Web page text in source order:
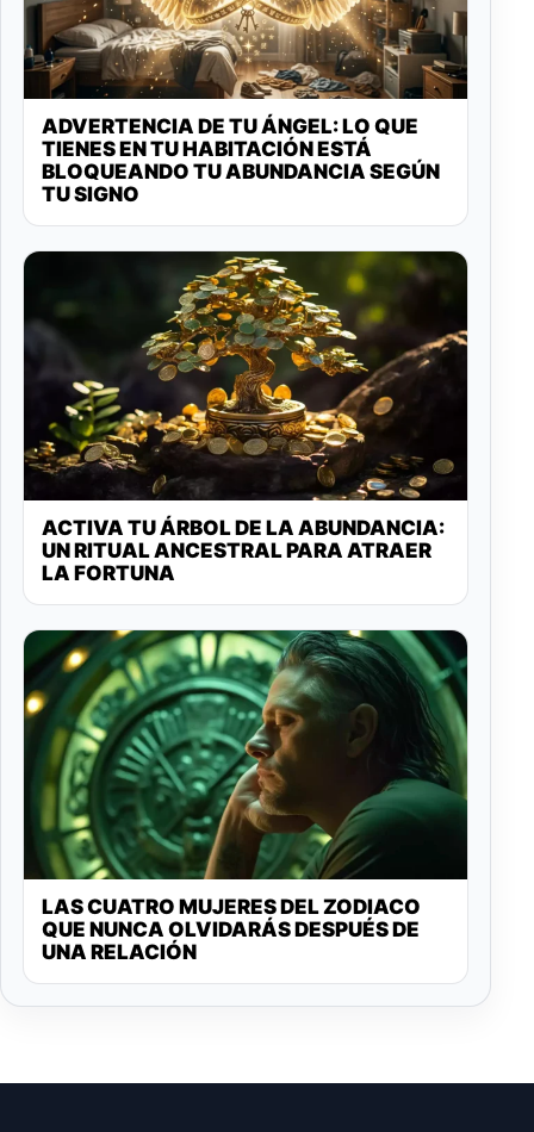
ADVERTENCIA DE TU ÁNGEL: LO QUE
TIENES EN TU HABITACIÓN ESTÁ
BLOQUEANDO TU ABUNDANCIA SEGÚN
TU SIGNO
ACTIVA TU ÁRBOL DE LA ABUNDANCIA:
UN RITUAL ANCESTRAL PARA ATRAER
LA FORTUNA
LAS CUATRO MUJERES DEL ZODIACO
QUE NUNCA OLVIDARÁS DESPUÉS DE
UNA RELACIÓN